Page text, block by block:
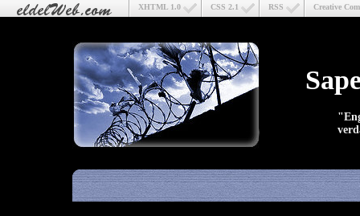
Creative
RSS
CSS 2.1
XHTML 1.0